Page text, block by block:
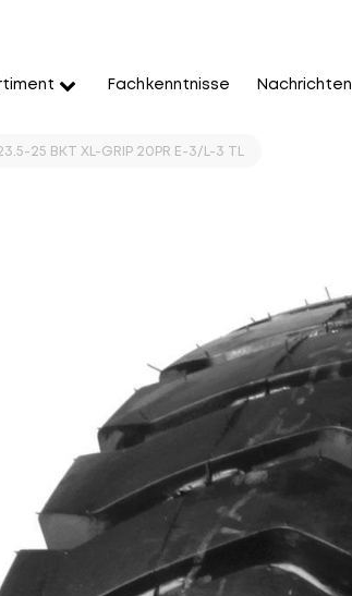
Fachkenntnisse Nachrichten
25 BKT XL-GRIP 20PR E-3/L-3 TL